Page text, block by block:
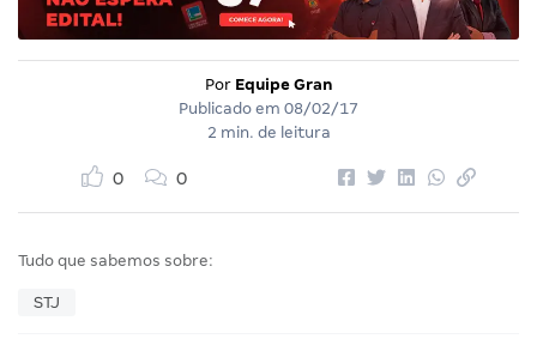
Por Equipe Gran
Publicado em 08/02/17
2 min. de leitura
0 0
Tudo que sabemos sobre:
STJ